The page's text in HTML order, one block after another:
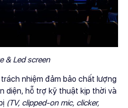
& Led screen
nhiệm đảm bảo chất lượng
diện, hỗ trợ kỹ thuật kịp thời và
(TV, clipped-on mic, clicker,